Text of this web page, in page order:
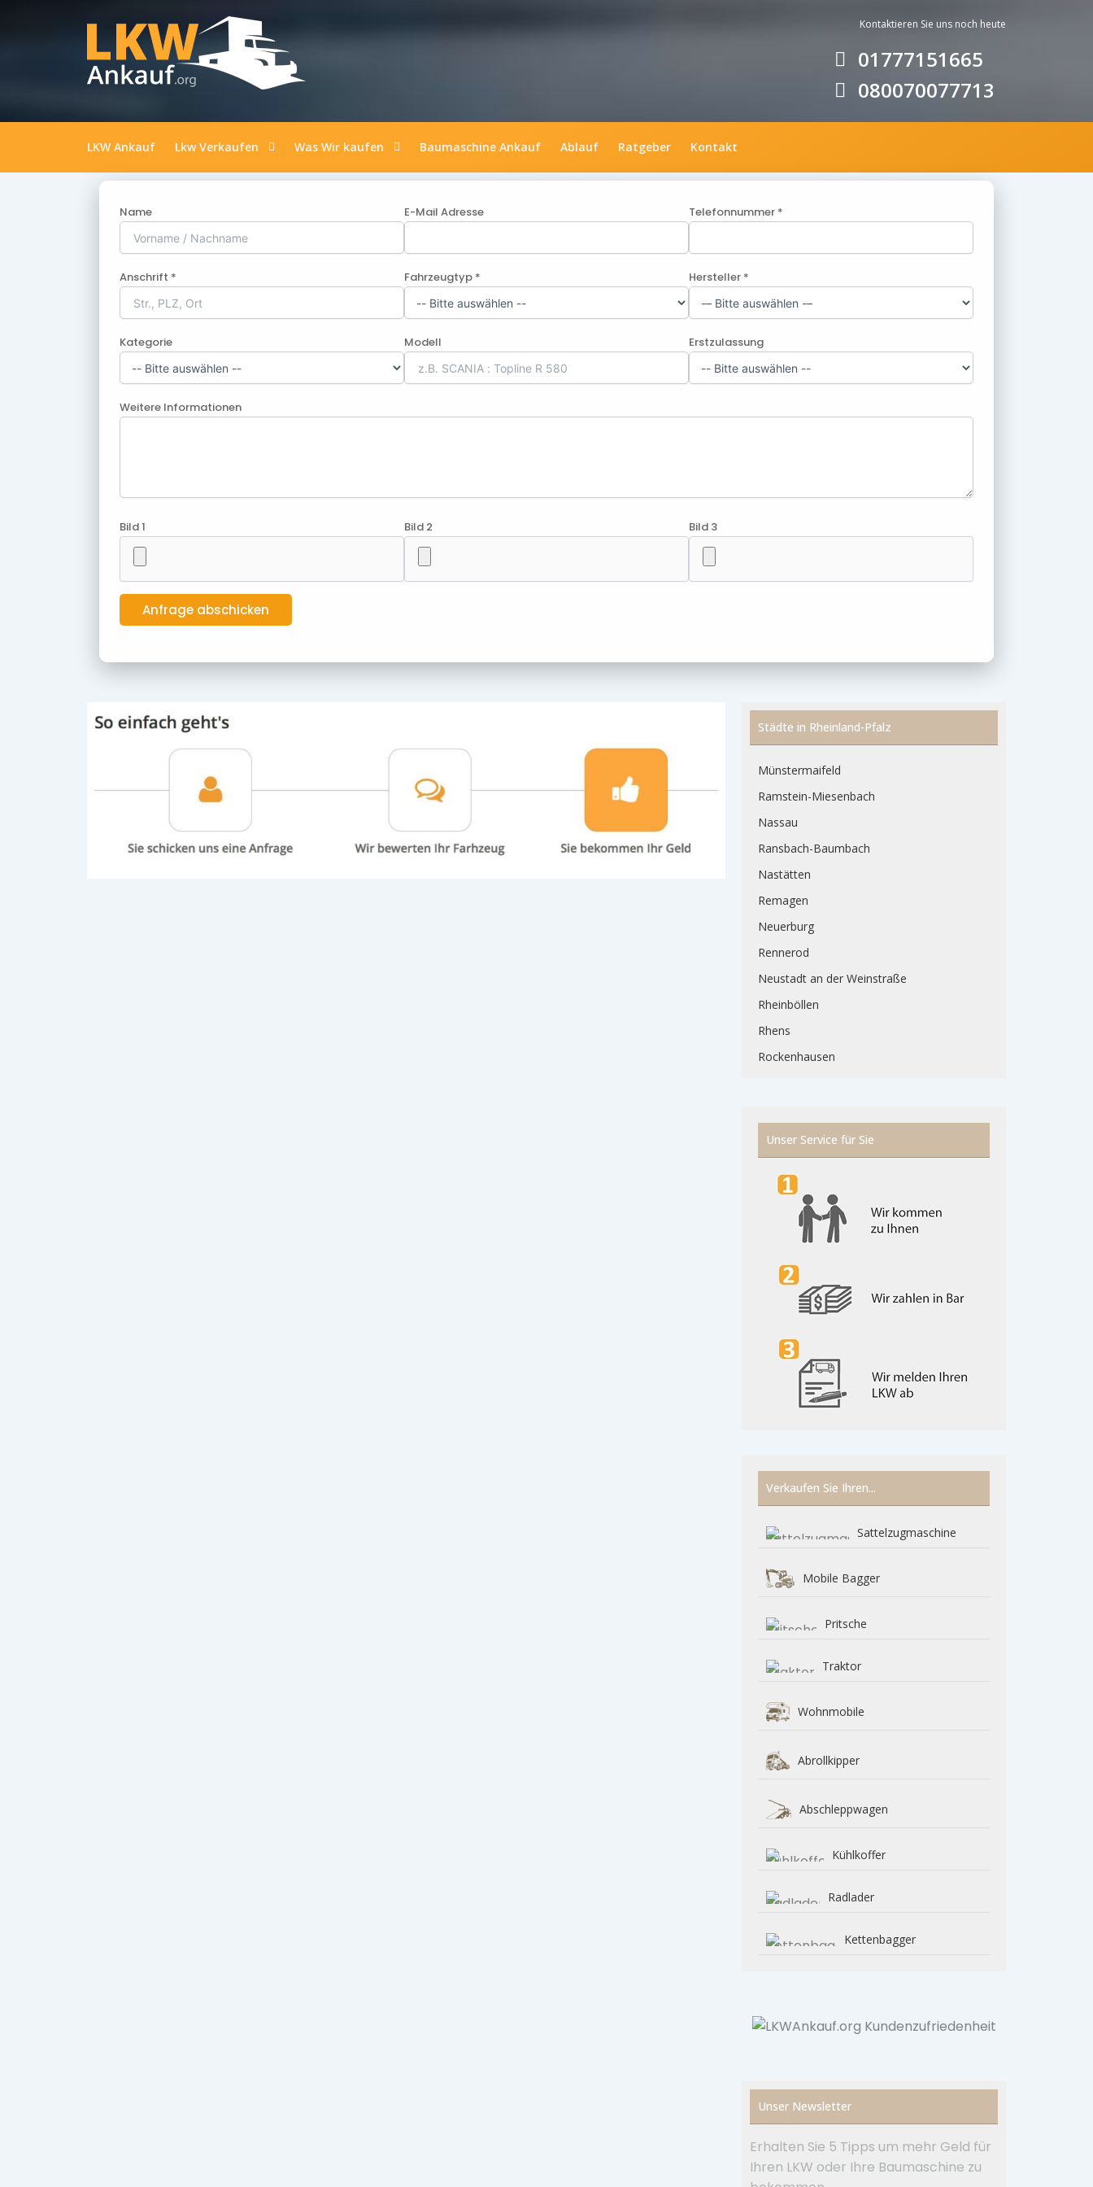
Kontaktieren Sie uns noch heute
01777151665
080070077713
LKW Ankauf Lkw Verkaufen Was Wir kaufen Baumaschine Ankauf Ablauf Ratgeber Kontakt
Name E-Mail Adresse Telefonnummer *
Anschrift * Fahrzeugtyp * Hersteller *
Kategorie Modell Erstzulassung
Weitere Informationen
Bild 1 Bild 2 Bild 3
Städte in Rheinland-Pfalz
Münstermaifeld
Ramstein-Miesenbach
Nassau
Ransbach-Baumbach
Nastätten
Remagen
Neuerburg
Rennerod
Neustadt an der Weinstraße
Rheinböllen
Rhens
Rockenhausen
Unser Service für Sie
Verkaufen Sie Ihren...
Sattelzugmaschine
Mobile Bagger
Pritsche
Traktor
Wohnmobile
Abrollkipper
Abschleppwagen
Kühlkoffer
Radlader
Kettenbagger
Unser Newsletter
Erhalten Sie 5 Tipps um mehr Geld für
Ihren LKW oder Ihre Baumaschine zu